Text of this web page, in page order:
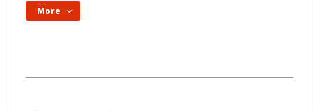
More